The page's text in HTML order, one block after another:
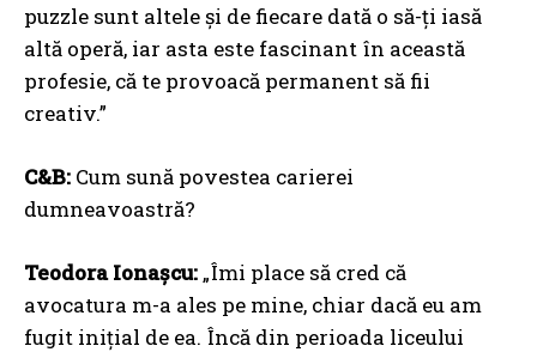
puzzle sunt altele și de fiecare dată o să-ți iasă
altă operă, iar asta este fascinant în această
profesie, că te provoacă permanent să fii
creativ.”
C&B: Cum sună povestea carierei
dumneavoastră?
Teodora Ionașcu: „Îmi place să cred că
avocatura m-a ales pe mine, chiar dacă eu am
fugit inițial de ea. Încă din perioada liceului